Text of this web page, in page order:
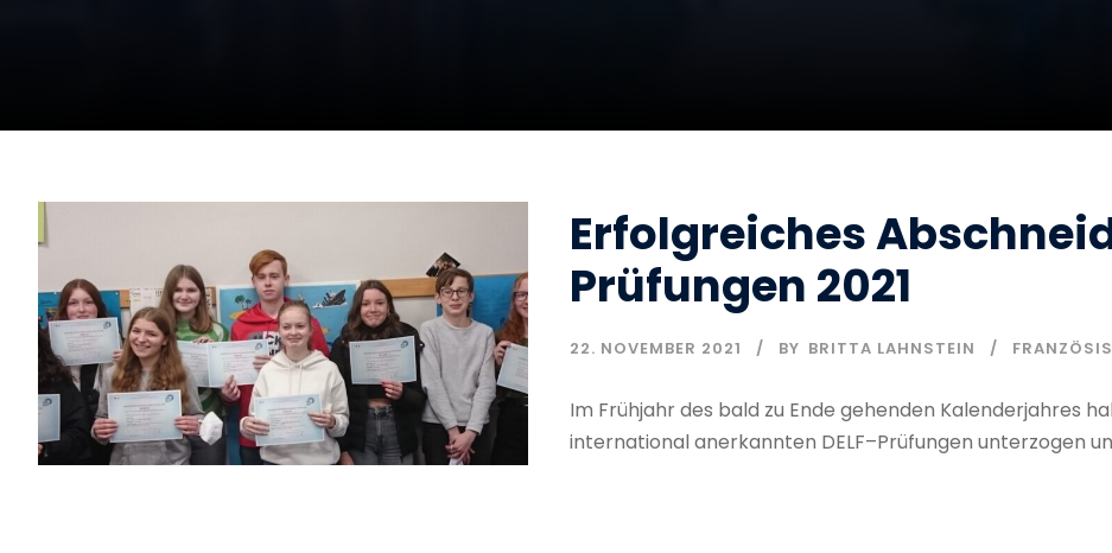
Erfolgreiches
Prüfungen 2021
22. NOVEMBER 2021 BY BRITTA LAHNSTEIN
Im Frühjahr des bald zu Ende gehenden Kalenderjahres
international anerkannten DELF–Prüfungen unterzogen